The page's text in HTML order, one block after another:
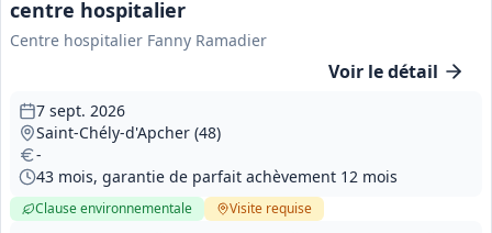
centre hospitalier
Centre hospitalier Fanny Ramadier
Voir le détail
7 sept. 2026
Saint‑Chély‑d'Apcher (48)
-
43 mois, garantie de parfait achèvement 12 mois
Clause environnementale Visite requise